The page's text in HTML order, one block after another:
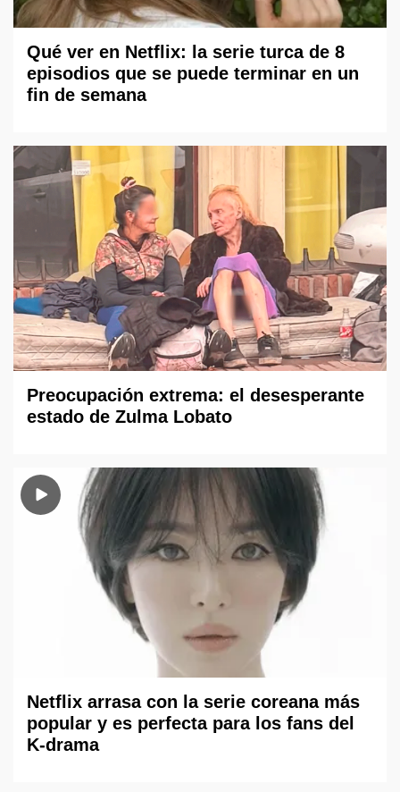
Qué ver en Netflix: la serie turca de 8
episodios que se puede terminar en un
fin de semana
Preocupación extrema: el desesperante
estado de Zulma Lobato
Netflix arrasa con la serie coreana más
popular y es perfecta para los fans del
K-drama